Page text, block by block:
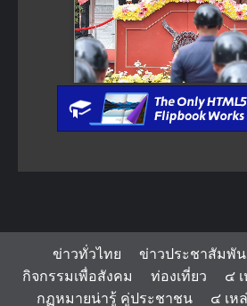
ข่าวทั่วไทย ข่าวประชาสัมพั
กิจกรรมเพื่อสังคม
ท่องเที่ยว ๔
กฏหมายน่ารู้ คู่ประชาชน
๔ เห